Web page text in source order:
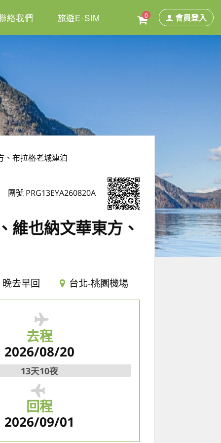
絡我們 旅遊E-SIM 0 會員登入
、布拉格老城連泊
團號 PRG13EYA260820A
維也納文華東方、
晚去早回 台北-桃園機場
去程
2026/08/20
13天10夜
回程
2026/09/01